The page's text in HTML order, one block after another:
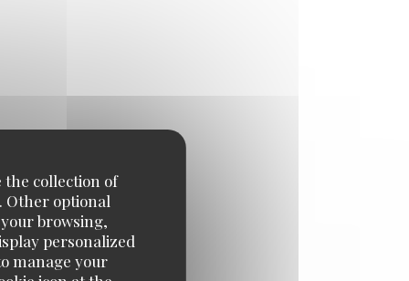
the collection of
Other optional
browsing,
personalized
manage your
4,70 EUR
5,50 EUR